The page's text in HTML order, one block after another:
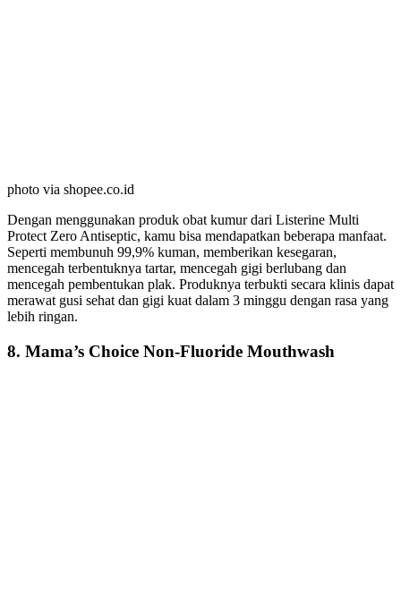
photo via shopee.co.id
Dengan menggunakan produk obat kumur dari Listerine Multi
Protect Zero Antiseptic, kamu bisa mendapatkan beberapa manfaat.
Seperti membunuh 99,9% kuman, memberikan kesegaran,
mencegah terbentuknya tartar, mencegah gigi berlubang dan
mencegah pembentukan plak. Produknya terbukti secara klinis dapat
merawat gusi sehat dan gigi kuat dalam 3 minggu dengan rasa yang
lebih ringan.
8. Mama’s Choice Non-Fluoride Mouthwash